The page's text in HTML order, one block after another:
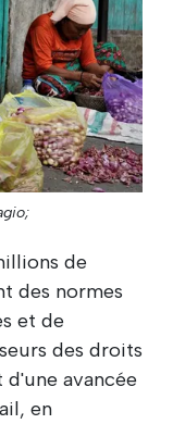
de
des normes
et de
des droits
avancée
en